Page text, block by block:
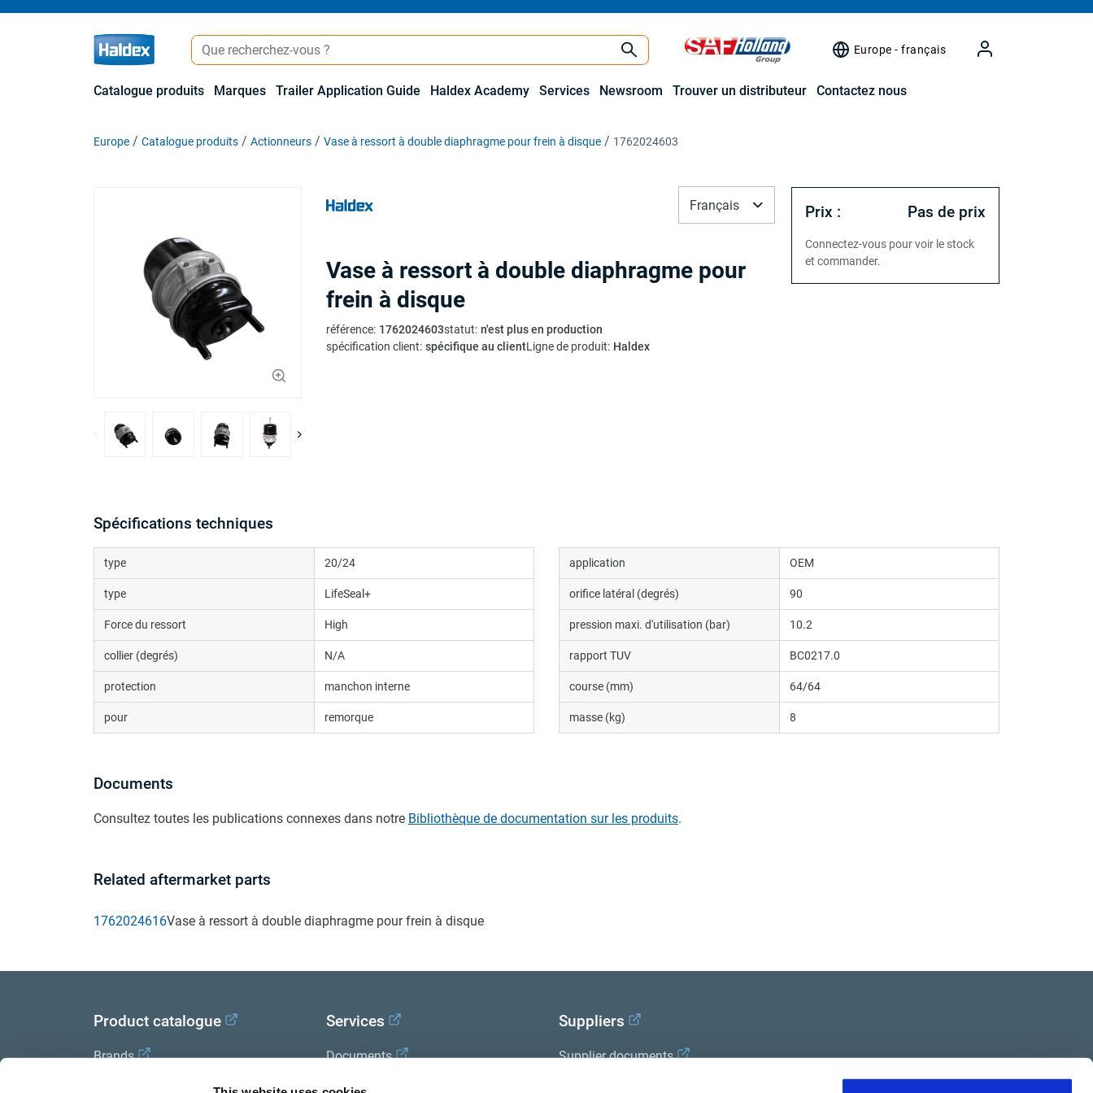
Europe - français
Catalogue produits Marques Trailer Application Guide Haldex Academy Services Newsroom Trouver un distributeur Contactez nous
Europe Catalogue produits Actionneurs Vase à ressort à double diaphragme pour frein à disque 1762024603
Vase à ressort à double diaphragme pour
frein à disque
référence: 1762024603statut: n'est plus en production
spécification client: spécifique au clientLigne de produit: Haldex
Français Prix : Pas de prix
Connectez-vous pour voir le stock
et commander.
Spécifications techniques
type 20/24
type LifeSeal+
Force du ressort High
collier (degrés) N/A
protection manchon interne
pour remorque
application OEM
orifice latéral (degrés) 90
pression maxi. d'utilisation (bar) 10.2
rapport TUV BC0217.0
course (mm) 64/64
masse (kg) 8
Documents
Consultez toutes les publications connexes dans notre Bibliothèque de documentation sur les produits.
Related aftermarket parts
1762024616Vase à ressort à double diaphragme pour frein à disque
Product catalogue
Brands
Trailer Application Guide
Services
Documents
Haldex Academy
Suppliers
Supplier documents